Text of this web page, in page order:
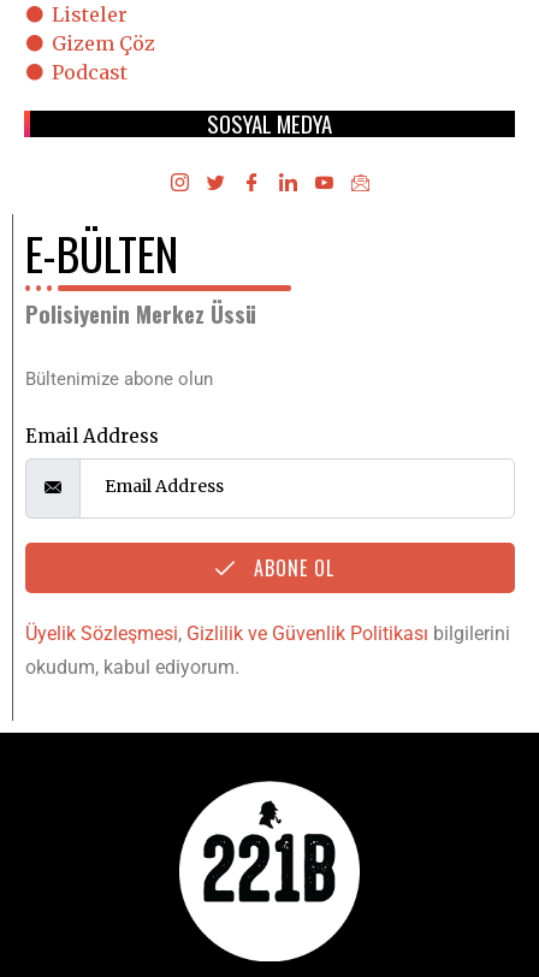
Listeler
Gizem Çöz
Podcast
SOSYAL MEDYA
E-BÜLTEN
Polisiyenin Merkez Üssü
Bültenimize abone olun
Email Address
ABONE OL
Üyelik Sözleşmesi, Gizlilik ve Güvenlik Politikası bilgilerini
okudum, kabul ediyorum.